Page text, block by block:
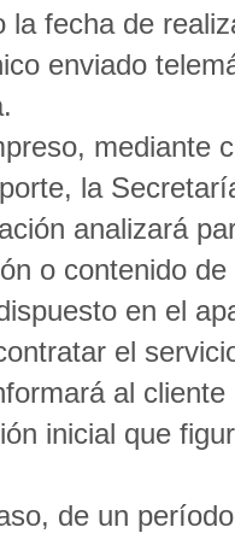
la fecha de
enviado
mediante
la
analizará
o contenido
en el
el
al cliente
inicial que
de un